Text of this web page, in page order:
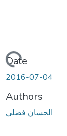
Loading...
Date
2016-07-04
Authors
الحسان فضلي